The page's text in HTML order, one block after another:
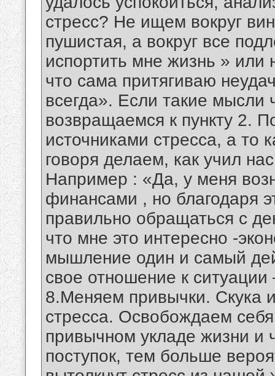
стресс? Не ищем вокруг
пушистая, а вокруг все
испортить мне жизнь » или
что сама притягиваю
всегда». Если такие мысли
возвращаемся к пункту 2.
источниками стресса, а
говоря делаем, как учил
Например : «Да, у меня
финансами , но благодаря
правильно обращаться с
что мне это интересно -
мышление один и самый
свое отношение к
8.Меняем привычки. Скука
стресса. Освобождаем
привычном укладе жизни и
поступок, тем больше